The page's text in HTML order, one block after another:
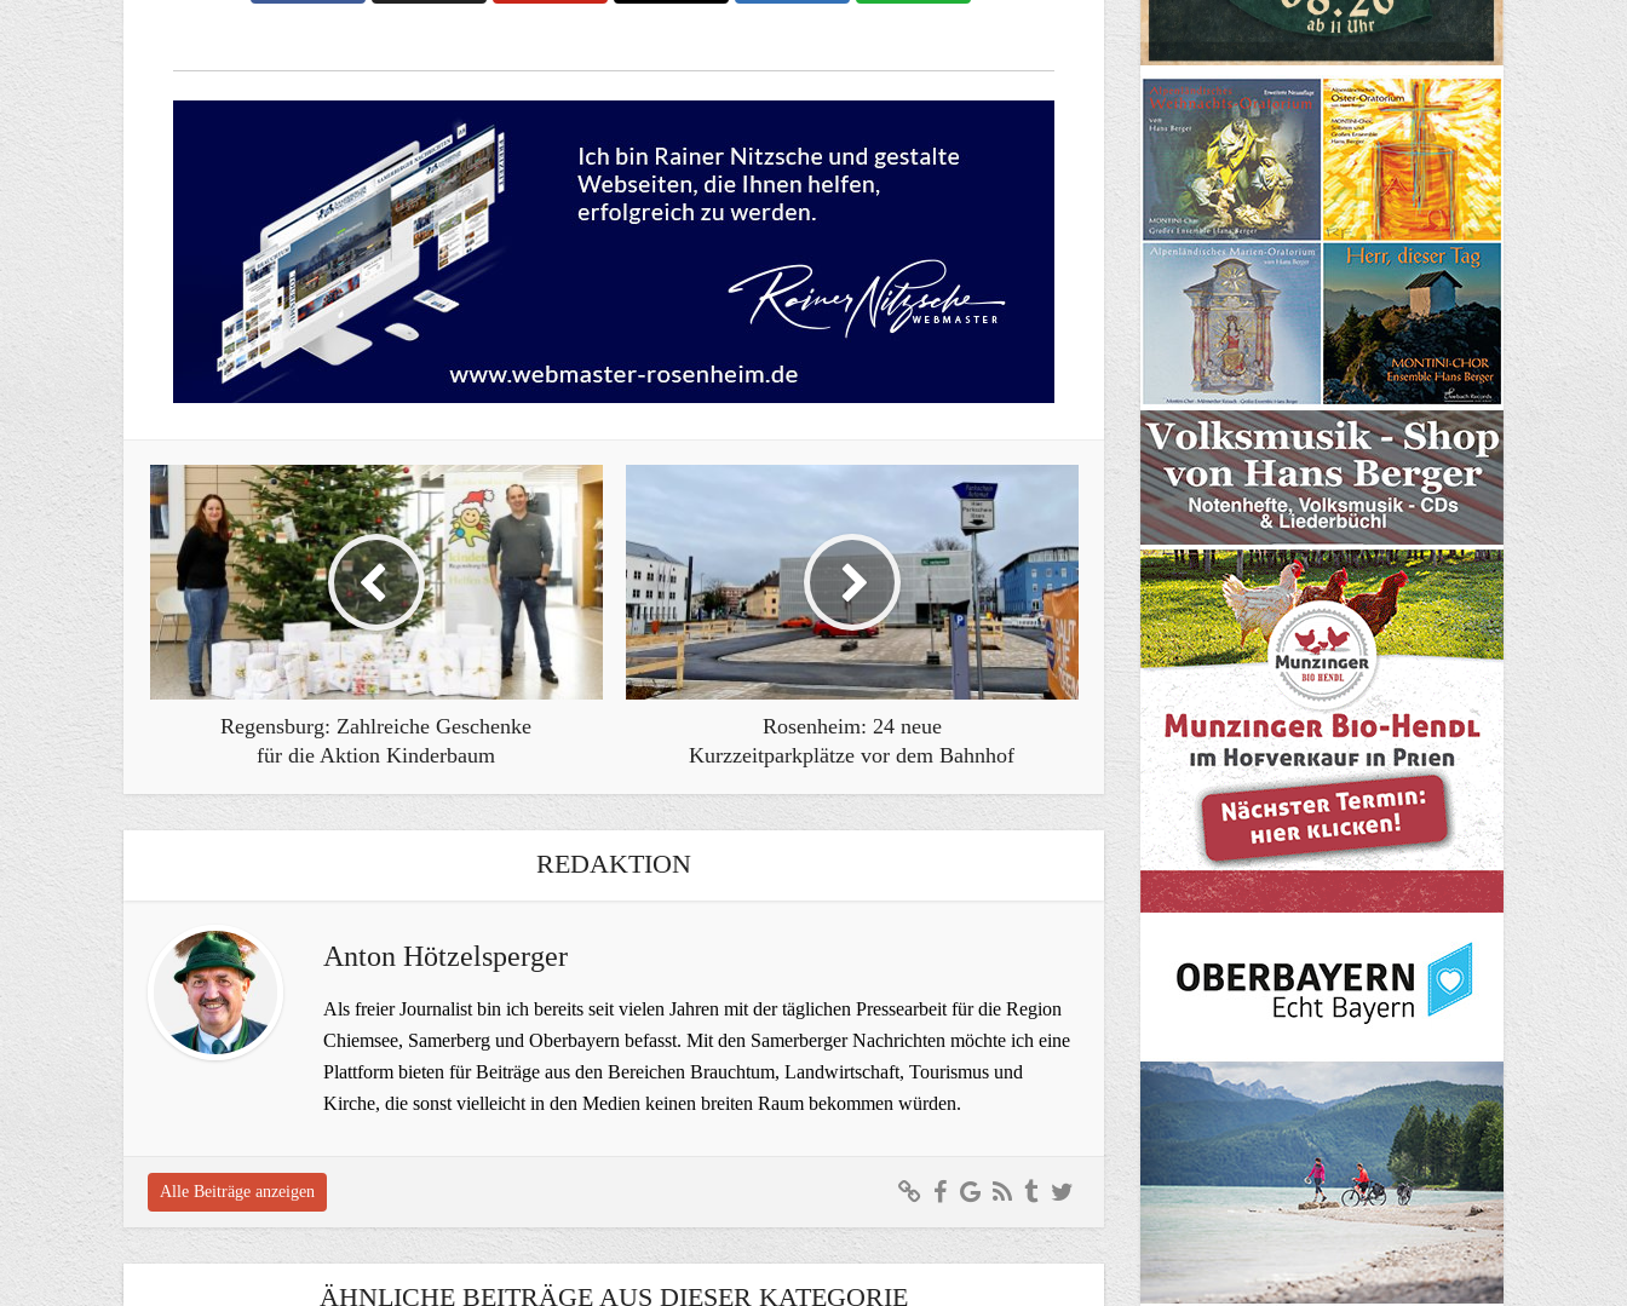
Regensburg: Zahlreiche Geschenke
für die Aktion Kinderbaum
Rosenheim: 24 neue
Kurzzeitparkplätze vor dem Bahnhof
REDAKTION
Anton Hötzelsperger
Als freier Journalist bin ich bereits seit vielen Jahren mit der täglichen Pressearbeit für die Region
Chiemsee, Samerberg und Oberbayern befasst. Mit den Samerberger Nachrichten möchte ich eine
Plattform bieten für Beiträge aus den Bereichen Brauchtum, Landwirtschaft, Tourismus und
Kirche, die sonst vielleicht in den Medien keinen breiten Raum bekommen würden.
Alle Beiträge anzeigen
ÄHNLICHE BEITRÄGE AUS DIESER KATEGORIE